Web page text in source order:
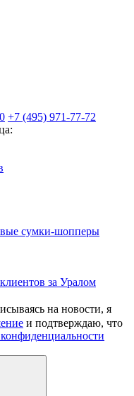
+7 (495) 971-77-72
сумки-шопперы
за Уралом
на новости, я
и подтверждаю, что